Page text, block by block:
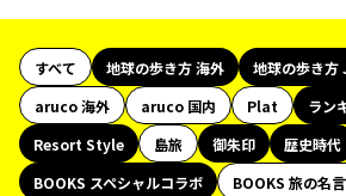
すべて 地球の歩き方 海外
地球の歩き方
aruco 海外
aruco 国内 Plat
ラン
Resort Style
島旅 御朱印 歴史時代
BOOKS スペシャルコラボ
BOOKS 旅の名